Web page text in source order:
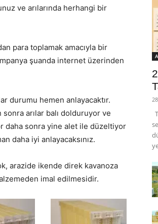
ve arılarında herhangi bir
para toplamak amacıyla bir
şuanda internet üzerinden
durumu hemen anlayacaktır.
arılar balı dolduruyor ve
daha sonra yine alet ile düzeltiyor
daha iyi anlayacaksınız.
arazide ikende direk kavanoza
imal edilmesidir.